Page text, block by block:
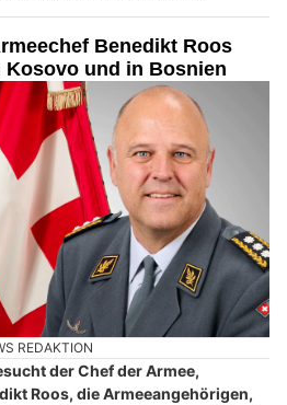
Benedikt Roos
Kosovo und in Bosnien
REDAKTION
der Chef der Armee,
Roos, die Armeeangehörigen,